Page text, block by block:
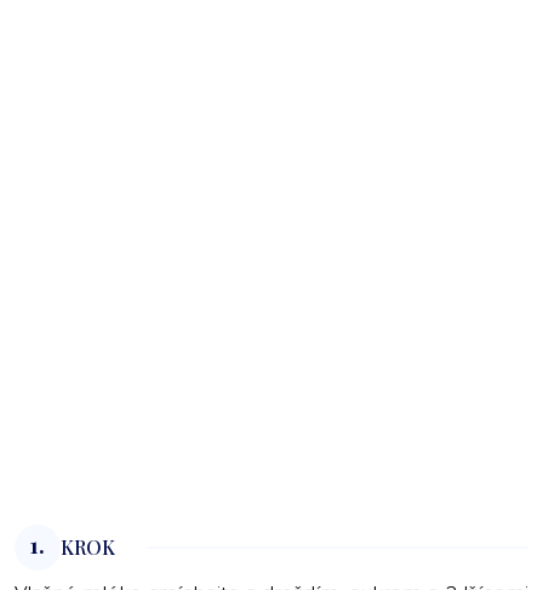
1. KROK